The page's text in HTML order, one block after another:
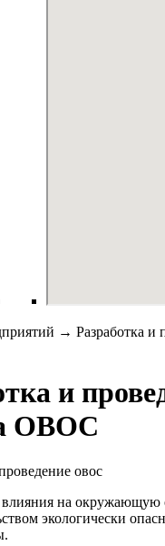
→ Разработка и
и
ОВОС
на окружающую
экологически